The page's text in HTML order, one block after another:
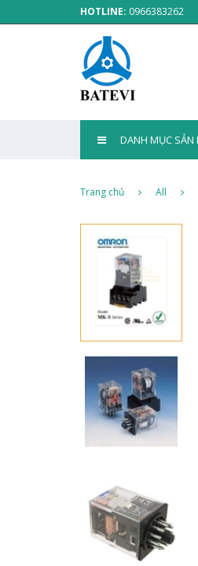
HOTLINE: 0966383262
DANH MỤC SẢN
Trang chủ All